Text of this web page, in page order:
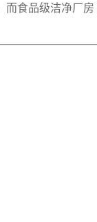
而食品级洁净厂房